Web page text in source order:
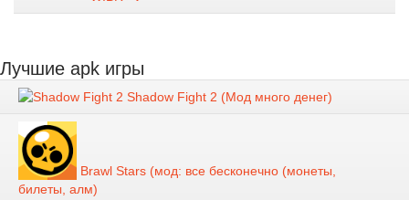
Лучшие apk игры
Shadow Fight 2 (Мод много денег)
Brawl Stars (мод: все бесконечно (монеты,
билеты, алм)